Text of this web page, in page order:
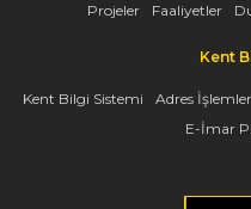
Projeler Faaliyetler
Kent
Kent Bilgi Sistemi Adres
E-İmar